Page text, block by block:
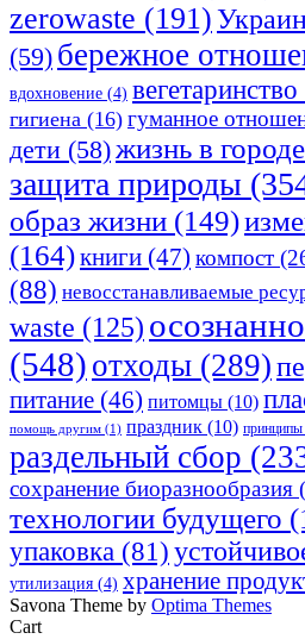
zerowaste (191)
(59) бережное
вдохновение (4) вегетаринство
гигиена (16) гуманное
дети (58)жизнь в городе
защита природы
образ жизни (149)
(164)книги (47) компост
(88) невосстанавливаемые
waste (125)
(548) отходы (289)
питание (46) питомцы (10)
помощь другим (1) праздник (10) принципы
раздельный сбор
сохранение биоразнообразия
технологии будущего
упаковка (81)
утилизация (4) хранение
Savona Theme by Optima Themes
Cart